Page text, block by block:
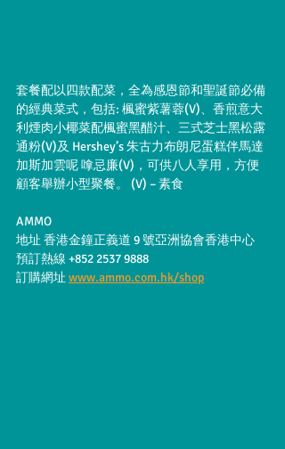
套餐配以四款配菜，全為感恩節和聖誕節必備
的經典菜式，包括: 楓蜜紫薯蓉(V)、香煎意大
利煙肉小椰菜配楓蜜黑醋汁、三式芝士黑松露
通粉(V)及 Hershey’s 朱古力布朗尼蛋糕伴馬達
加斯加雲呢 嗱忌廉(V)，可供八人享用，方便
顧客舉辦小型聚餐。 (V) – 素食
AMMO
地址 香港金鐘正義道 9 號亞洲協會香港中心
預訂熱線 +852 2537 9888
訂購網址 www.ammo.com.hk/shop